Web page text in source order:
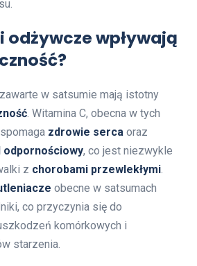
odżywcze wpływają
zawarte w satsumie mają istotny
. Witamina C, obecna w tych
zdrowie serca oraz
odpornościowy, co jest niezwykle
z chorobami przewlekłymi
obecne w satsumach
co przyczynia się do
komórkowych i
starzenia.